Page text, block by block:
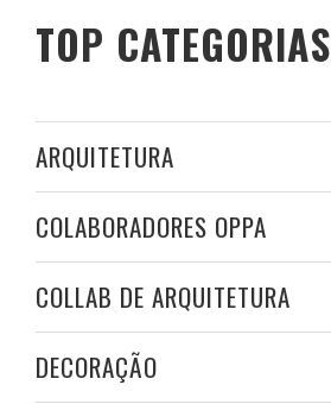
TOP CATEGORIAS
ARQUITETURA
COLABORADORES OPPA
COLLAB DE ARQUITETURA
DECORAÇÃO